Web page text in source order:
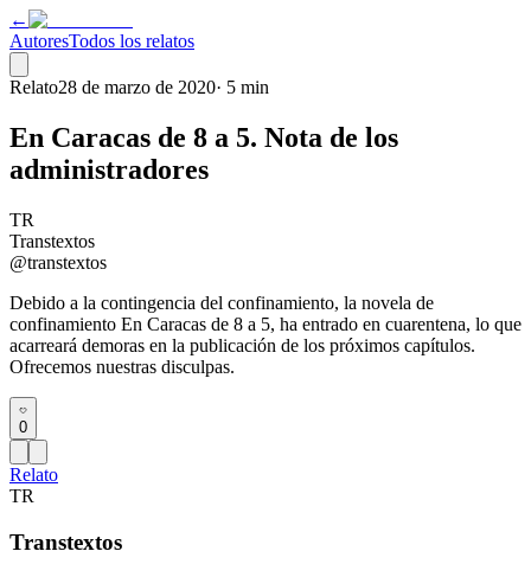
←
AutoresTodos los relatos
Relato28 de marzo de 2020· 5 min
En Caracas de 8 a 5. Nota de los
administradores
TR
Transtextos
@transtextos
Debido a la contingencia del confinamiento, la novela de
confinamiento En Caracas de 8 a 5, ha entrado en cuarentena, lo que
acarreará demoras en la publicación de los próximos capítulos.
Ofrecemos nuestras disculpas.
0
Relato
TR
Transtextos